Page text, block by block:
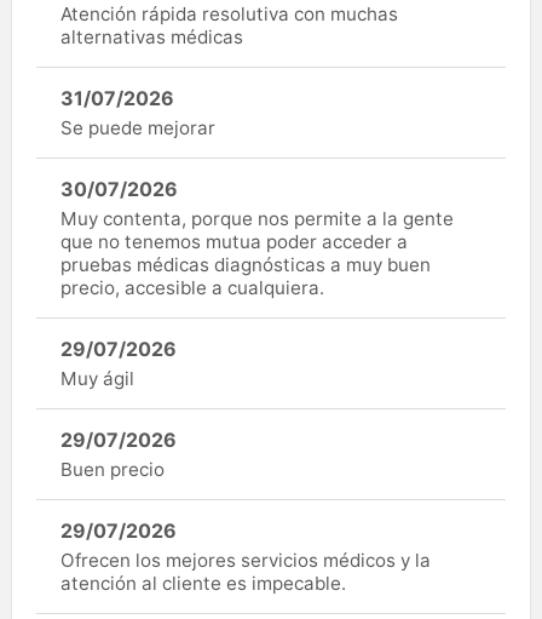
Atención rápida resolutiva con muchas
alternativas médicas
31/07/2026
Se puede mejorar
30/07/2026
Muy contenta, porque nos permite a la gente
que no tenemos mutua poder acceder a
pruebas médicas diagnósticas a muy buen
precio, accesible a cualquiera.
29/07/2026
Muy ágil
29/07/2026
Buen precio
29/07/2026
Ofrecen los mejores servicios médicos y la
atención al cliente es impecable.